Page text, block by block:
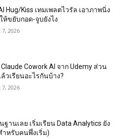
Hug/Kiss เทมเพลตไวรัล เอาภาพนิ่ง
ห้ขยับกอด-จูบยังไง
7, 2026
Cowork AI จาก Udemy ส่วน
วเรียนอะไรกันบ้าง?
7, 2026
ฐานเลย เริ่มเรียน Data Analytics ยัง
ำหรับคนพึ่งเริ่ม)